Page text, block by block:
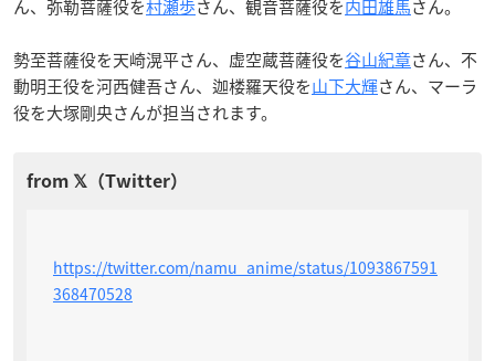
ん、弥勒菩薩役を村瀬歩さん、観音菩薩役を内田雄馬さん。
勢至菩薩役を天崎滉平さん、虚空蔵菩薩役を谷山紀章さん、不
動明王役を河西健吾さん、迦楼羅天役を山下大輝さん、マーラ
役を大塚剛央さんが担当されます。
https://twitter.com/namu_anime/status/1093867591
368470528